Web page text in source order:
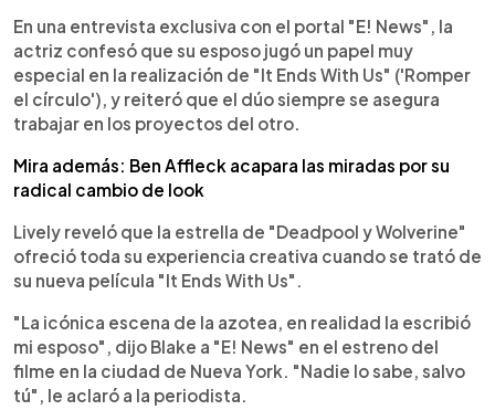
En una entrevista exclusiva con el portal "E! News", la
actriz confesó que su esposo jugó un papel muy
especial en la realización de "It Ends With Us" ('Romper
el círculo'), y reiteró que el dúo siempre se asegura
trabajar en los proyectos del otro.
Mira además: Ben Affleck acapara las miradas por su
radical cambio de look
Lively reveló que la estrella de "Deadpool y Wolverine"
ofreció toda su experiencia creativa cuando se trató de
su nueva película "It Ends With Us".
"La icónica escena de la azotea, en realidad la escribió
mi esposo", dijo Blake a "E! News" en el estreno del
filme en la ciudad de Nueva York. "Nadie lo sabe, salvo
tú", le aclaró a la periodista.